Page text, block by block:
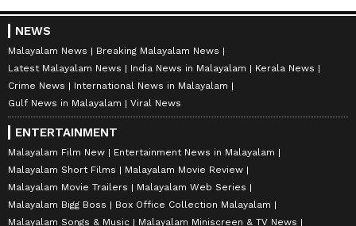
NEWS
Malayalam News
Breaking Malayalam News
Latest Malayalam News
India News in Malayalam
Kerala News
Crime News
International News in Malayalam
Gulf News in Malayalam
Viral News
ENTERTAINMENT
Malayalam Film New
Entertainment News in Malayalam
Malayalam Short Films
Malayalam Movie Review
Malayalam Movie Trailers
Malayalam Web Series
Malayalam Bigg Boss
Box Office Collection Malayalam
Malayalam Songs & Music
Malayalam Miniscreen & TV News